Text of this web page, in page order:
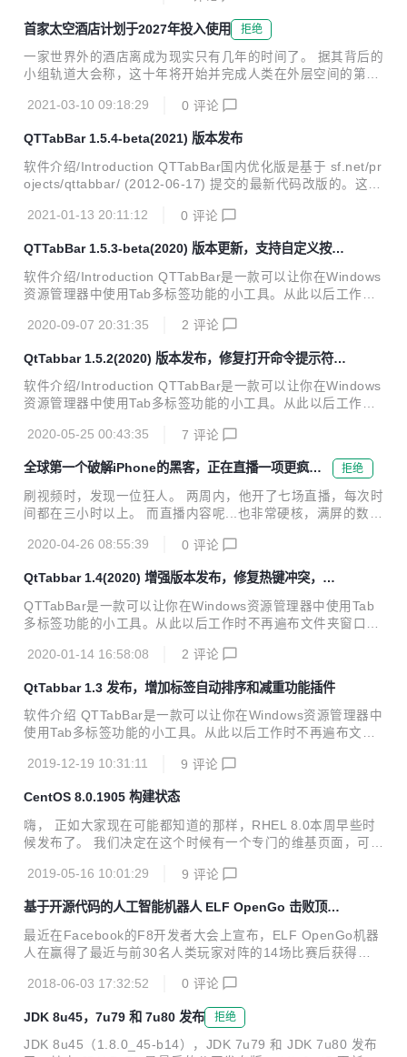
电脑遇到了问题，需要重新启动"？是那个。 微软知道，在某
些情况下尝试打印可以蓝屏您的电脑，并已列出在Windows 1
0支持页面的错误。该公司目前似乎没有发布修复方案。该网
站目前写道："我们目前正在进行调查，并将在获得更多信息
最新说，它已经"看到许多错误报告出现在这里和那里。该漏
首家太空酒店计划于2027年投入使用 拒绝
一家世界外的酒店离成为现实只有几年的时间了。 据其背后的
小组轨道大会称，这十年将开始并完成人类在外层空间的第一
的公司计划于2025年开始在低地球轨道上建造旅行者站，并
渲染是宇宙奇幻的：单个吊舱连接到旋转轮上，连接不同区域
的管子形成 X，类似于车轮的辐条。 轨道总成公司透露，计划
于2025年开始建造旅行者站——人类第一家太空酒店。据报
道，该天体度假村将于2027年投入使用。 客人不会只为环境
的新颖性付费——除了可 400 人入住的房间外，酒店内还将
2021-03-10 09:18:29 0 评论
QTTabBar 1.5.4-beta(2021) 版本发布
软件介绍/Introduction QTTabBar国内优化版是基于 sf.net/pr
ojects/qttabbar/ (2012-06-17) 提交的最新代码改版的。这个
特性，主要是为了方便国内用户使用；另外日本作者维护的Q
捕获窗口这个好用的功能。 QTTabBar是一款可以让你在Win
dows资源管理器中使用Tab多标签功能的小工具。从此以后工
作时不再遍布文件夹窗口，还有给力的文件夹预览功能，大大
TTabBa...
2021-01-13 20:11:12 0 评论
QTTabBar 1.5.3-beta(2020) 版本更新，支持自定义按钮
图片，新标签，视频文件预览
软件介绍/Introduction QTTabBar是一款可以让你在Windows
资源管理器中使用Tab多标签功能的小工具。从此以后工作时
了你工作的效率。就像IE 7和Firefox、Opera那样的。QTTab
显示状态栏等等。 主页 版本更新/Changes 1.5.3(2020) 增加
自定义按钮图片，支持按钮换肤功能；添加新功能，支持新开
标签页，默认取剪贴板的路径；增加支持视频预览图片功能 1.
示;添加语言配置文件 ...
2020-09-07 20:31:35 2 评论
QtTabbar 1.5.2(2020) 版本发布，修复打开命令提示符异
常
软件介绍/Introduction QTTabBar是一款可以让你在Windows
资源管理器中使用Tab多标签功能的小工具。从此以后工作时
了你工作的效率。就像IE 7和Firefox、Opera那样的。QTTab
Bar还提供了一些功能插件，如：文件操作工具、树型目录、
显示状态栏等等。 https://indiff.github.io/qttabbar/ 版本更
新/Changes 1.5.2(2020) 修复打开命令提示符异常;异常日志
添加扩展信息提示;添加语言配置文件 1.4(2020) 调整版本信
2020-05-25 00:43:35 7 评论
全球第一个破解iPhone的黑客，正在直播一项更疯狂
的计划
拒绝
刷视频时，发现一位狂人。 两周内，他开了七场直播，每次时
间都在三小时以上。 而直播内容呢...也非常硬核，满屏的数据
点，除了一大片一大片的数据外，不变的就是左下角这位老哥
的黑客。 有多牛，机哥卖个关子。我们先来看看，他这次直播
在搞啥大项目。 乔治非常坐得住，最长的一次直播，播了快 7
小时。 编辑 所有直播加起来，播了 7 天，将近 32 小时，乔
向编译新型冠状病毒。 目的只有一个，从「基本原理」的层面
2020-04-26 08:55:39 0 评论
QtTabbar 1.4(2020) 增强版本发布，修复热键冲突，实
现创建空文件
QTTabBar是一款可以让你在Windows资源管理器中使用Tab
多标签功能的小工具。从此以后工作时不再遍布文件夹窗口，
E 7和Firefox、Opera那样的。QTTabBar还提供了一些功能
s://indiff.github.io/qttabbar/ 版本更新 1.4(2020) 调整版本信
息，修复热键冲突问题；实现创建空文件 1.3 更新插件实现去
重，排序功能 下载地址 https://github.com/indiff/qttabbar/re
2020-01-14 16:58:08 2 评论
QtTabbar 1.3 发布，增加标签自动排序和减重功能插件
软件介绍 QTTabBar是一款可以让你在Windows资源管理器中
使用Tab多标签功能的小工具。从此以后工作时不再遍布文件
率。就像IE 7和Firefox、Opera那样的。QTTabBar还提供了
等。 版本更新 1.3 更新插件实现去重，排序功能 下载地址 htt
ps://github.com/indiff/qttabbar/releases/tag/1.3 使用方法
先安装QTTabBar 资源管理器中，组织—>布局—>菜单栏 右
2019-12-19 10:31:11 9 评论
CentOS 8.0.1905 构建状态
嗨， 正如大家现在可能都知道的那样，RHEL 8.0本周早些时
候发布了。 我们决定在这个时候有一个专门的维基页面，可以
后指向更新的内容：https://wiki.centos.org/About/Building_
面，并不时刷新。 让我们传播有关维基页面的新闻，并将人们
（在邮件列表，irc，论坛等上）指向该页面，以获取有关Cen
tOS 8.0.1905构建状态的所有最新消息！ 原文链接
2019-05-16 10:01:29 9 评论
基于开源代码的人工智能机器人 ELF OpenGo 击败顶级
人类玩家
最近在Facebook的F8开发者大会上宣布，ELF OpenGo机器
人在赢得了最近与前30名人类玩家对阵的14场比赛后获得了
Facebook的人工智能研究实验室（FAIR）团队创建了ELF：
一个用于游戏研究的广泛，轻量级和灵活的平台。ELF为研究
人员提供了在各种游戏环境中测试其算法的机会，包括棋盘游
戏，Atari游戏（通过Arcade学习环境）以及定制的实时策略
2018-06-03 17:32:52 0 评论
JDK 8u45，7u79 和 7u80 发布 拒绝
JDK 8u45（1.8.0_45-b14），JDK 7u79 和 JDK 7u80 发布